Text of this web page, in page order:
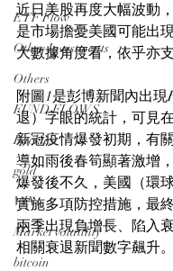
ETF Flow
Other Investments
Others
FUND FLOWS
Backtest
gold
VIX
Market volatility
bitcoin
近日美股再度大幅波動
是市場擔憂美國可能出
大數據角度看，依乎亦
附圖1是彭博新聞內出現
退）字眼的統計，可見
新冠疫情爆發初期，有
導如雨後春筍顯著激增
爆發後不久，美國（環
實施多項防控措施，最
兩季出現負增長、陷入
相關衰退新聞數字飆升。